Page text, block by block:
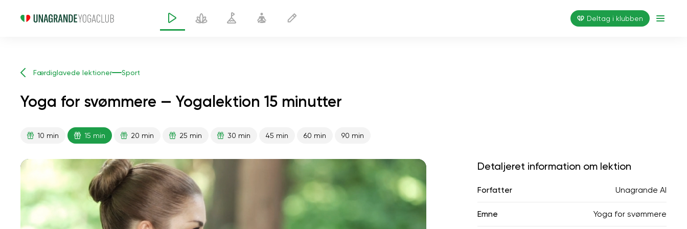
Deltag i klubben
Færdiglavede lektioner Sport
Yoga for svømmere — Yogalektion 15 minutter
10 min 15 min 20 min 25 min 30 min 45 min 60 min 90 min
Detaljeret information om lektion
Forfatter Unagrande AI
Emne Yoga for svømmere